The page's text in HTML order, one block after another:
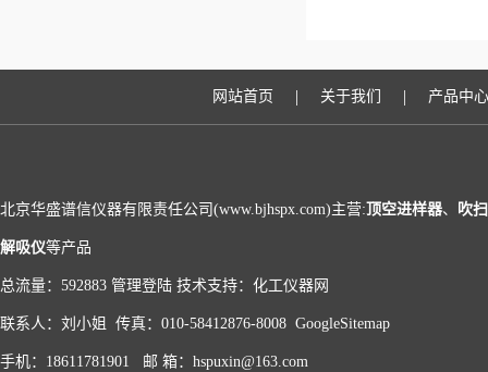
网站首页 | 关于我们 | 产品中心
北京华盛谱信仪器有限责任公司(www.bjhspx.com)主营:顶空进样器、 吹
解吸仪等产品
总流量：592883 管理登陆 技术支持： 化工仪器网
联系人：刘小姐 传真：010-58412876-8008 GoogleSitemap
手机：18611781901 邮 箱：hspuxin@163.com